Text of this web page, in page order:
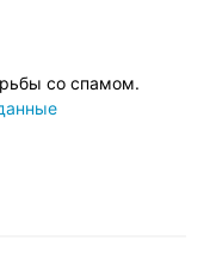
со спамом.